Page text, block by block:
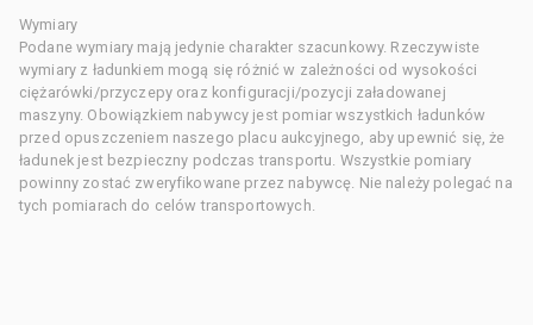
Wymiary
Podane wymiary mają jedynie charakter szacunkowy. Rzeczywiste
wymiary z ładunkiem mogą się różnić w zależności od wysokości
ciężarówki/przyczepy oraz konfiguracji/pozycji załadowanej
maszyny. Obowiązkiem nabywcy jest pomiar wszystkich ładunków
przed opuszczeniem naszego placu aukcyjnego, aby upewnić się, że
ładunek jest bezpieczny podczas transportu. Wszystkie pomiary
powinny zostać zweryfikowane przez nabywcę. Nie należy polegać na
tych pomiarach do celów transportowych.